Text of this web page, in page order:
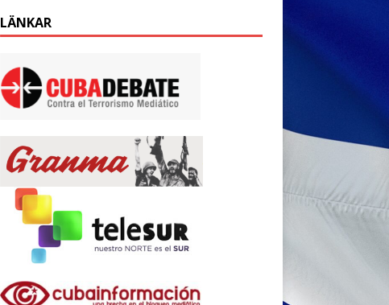
LÄNKAR